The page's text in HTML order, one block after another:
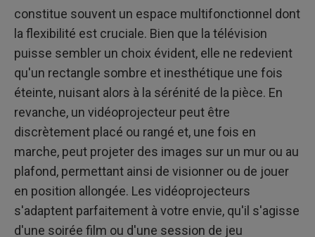
constitue souvent un espace multifonctionnel dont
la flexibilité est cruciale. Bien que la télévision
puisse sembler un choix évident, elle ne redevient
qu'un rectangle sombre et inesthétique une fois
éteinte, nuisant alors à la sérénité de la pièce. En
revanche, un vidéoprojecteur peut être
discrètement placé ou rangé et, une fois en
marche, peut projeter des images sur un mur ou au
plafond, permettant ainsi de visionner ou de jouer
en position allongée. Les vidéoprojecteurs
s'adaptent parfaitement à votre envie, qu'il s'agisse
d'une soirée film ou d'une session de jeu